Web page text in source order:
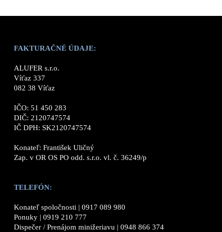
FAKTURAČNÉ ÚDAJE:
ALUFER s.r.o.
Víťaz 337
082 38 Víťaz
IČO: 51 450 283
DIČ: 2120747574
IČ DPH: SK2120747574
Konateľ: František Uličný
Zap. v OR OS PO odd. s.r.o. vl. č. 36249/p
TELEFÓN:
Konateľ spoločnosti | 0917 089 980
Ponuky | 0919 210 777
Dispečer / Prenájom minižeriavu | 0948 866 374